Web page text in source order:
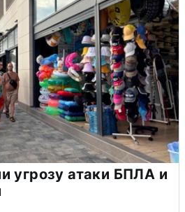
угрозу атаки БПЛА и